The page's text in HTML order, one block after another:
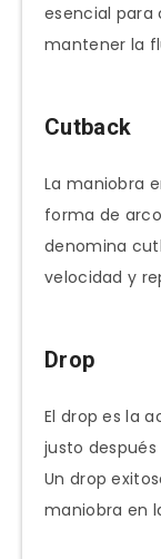
esencial
mantener la
Cutback
La maniobra
forma de
denomina
velocidad y
Drop
El drop es la
justo
Un drop
maniobra en